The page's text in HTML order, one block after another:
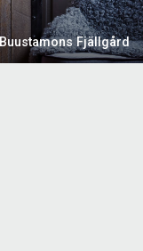
Buustamons Fjällgård